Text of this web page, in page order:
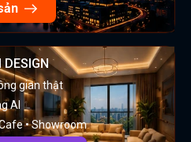
gian thật
AI
• Showroom